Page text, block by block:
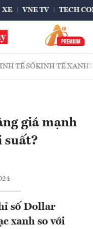
XE VNE TV TECH
TẾ SỐKINH TẾ XANH
giá mạnh
suất?
số Dollar
xanh so với